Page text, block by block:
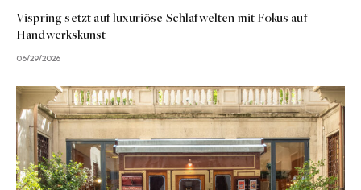
Vispring setzt auf luxuriöse Schlafwelten mit Fokus auf
Handwerkskunst
06/29/2026